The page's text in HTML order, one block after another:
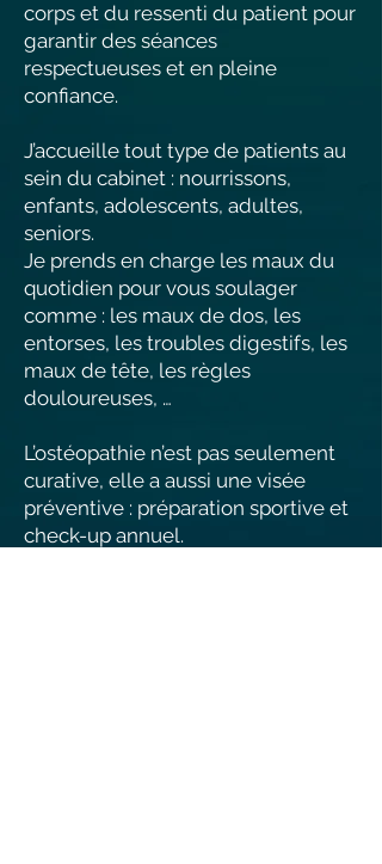
corps et du ressenti du patient pour
garantir des séances
respectueuses et en pleine
confiance.
J’accueille tout type de patients au
sein du cabinet : nourrissons,
enfants, adolescents, adultes,
seniors.
Je prends en charge les maux du
quotidien pour vous soulager
comme : les maux de dos, les
entorses, les troubles digestifs, les
maux de tête, les règles
douloureuses, …
L’ostéopathie n’est pas seulement
curative, elle a aussi une visée
préventive : préparation sportive et
check-up annuel.